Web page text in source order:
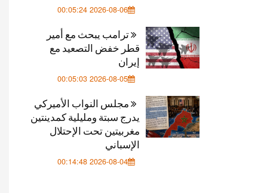
2026-08-06 00:05:24
ترامب يبحث مع أمير
قطر خفض التصعيد مع
إيران
2026-08-05 00:05:03
مجلس النواب الأميركي
يدرج سبتة ومليلية كمدينتين
مغربيتين تحت الإحتلال
الإسباني
2026-08-04 00:14:48